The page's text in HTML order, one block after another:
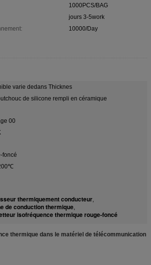
1000PCS/BAG
jours 3-5work
10000/Day
varie dedans Thicknes
de silicone rempli en céramique
00
foncé
thermiquement conducteur,
de conduction thermique,
isofréquence thermique rouge-foncé
thermique dans le matériel de télécommunication